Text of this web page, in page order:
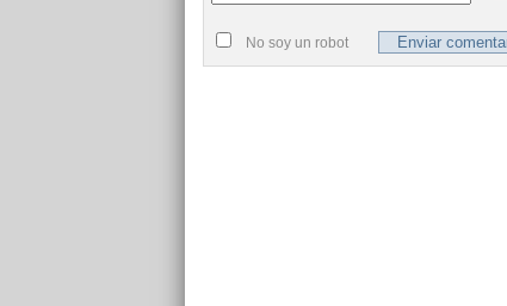
No soy un robot